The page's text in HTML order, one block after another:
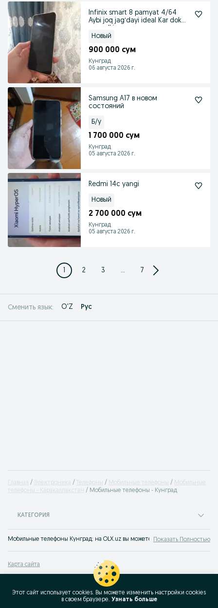
Infinix smart 8 pamyat 4/64
Aybi joq jagʻdayi ideal Kar dok
Новый
900 000 сум
Кунград
06 августа 2026 г.
Samsung A17 в новом
состояний
Б/у
1 700 000 сум
Кунград
05 августа 2026 г.
Redmi 14c yangi
Новый
2 700 000 сум
Кунград
05 августа 2026 г.
1 2 3 ... 7
Сменить язык: O'Z Рус
Главная Электроника Телефоны Мобильные телефоны
Мобильные
телефоны - Каракалпакстан
Мобильные телефоны - Кунград
КАТЕГОРИЯ
Мобильные телефоны Кунград: на OLX.uz вы можете быстро и с большой
Показать Полностью
Карта сайта
Карта бизнес-страницы
Популярные запросы
Этот сайт использует cookies. Вы можете изменить настройки cookies
в своeм браузере. Узнать больше